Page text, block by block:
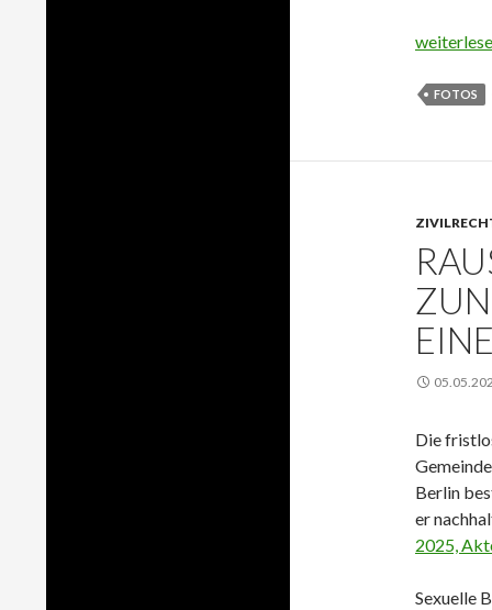
Heiße
FOTOS
Die
Berlin
er
2025,
Sexuelle